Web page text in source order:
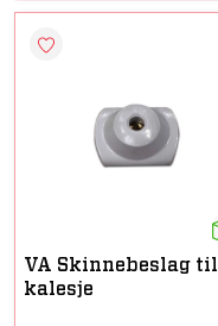
VA Skinnebeslag til
kalesje